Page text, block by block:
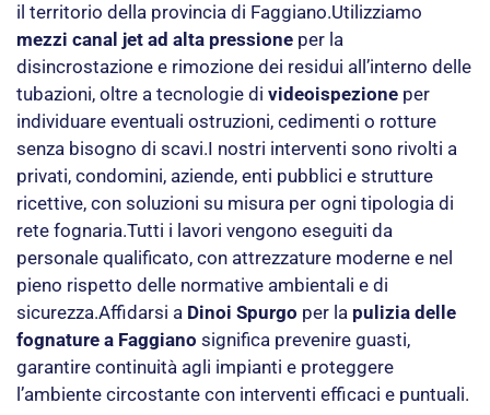
il territorio della provincia di Faggiano.Utilizziamo
mezzi canal jet ad alta pressione per la
disincrostazione e rimozione dei residui all’interno delle
tubazioni, oltre a tecnologie di videoispezione per
individuare eventuali ostruzioni, cedimenti o rotture
senza bisogno di scavi.I nostri interventi sono rivolti a
privati, condomini, aziende, enti pubblici e strutture
ricettive, con soluzioni su misura per ogni tipologia di
rete fognaria.Tutti i lavori vengono eseguiti da
personale qualificato, con attrezzature moderne e nel
pieno rispetto delle normative ambientali e di
sicurezza.Affidarsi a Dinoi Spurgo per la pulizia delle
fognature a Faggiano significa prevenire guasti,
garantire continuità agli impianti e proteggere
l’ambiente circostante con interventi efficaci e puntuali.